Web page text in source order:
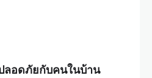
ลอดภัยกับคนในบ้าน